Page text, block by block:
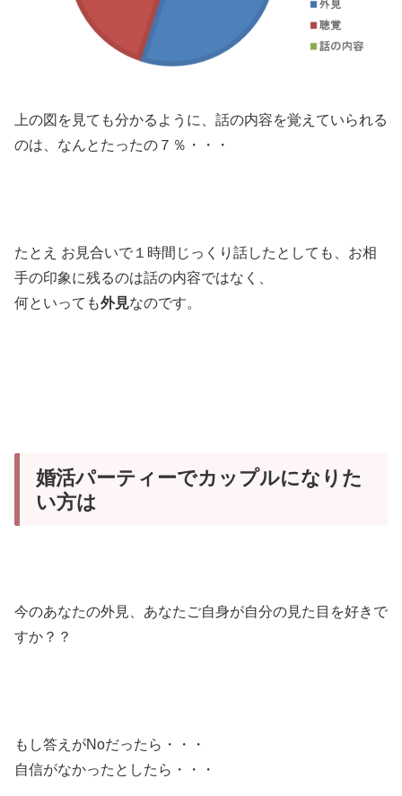
上の図を見ても分かるように、話の内容を覚えていられる
のは、なんとたったの７％・・・
たとえ お見合いで１時間じっくり話したとしても、お相
手の印象に残るのは話の内容ではなく、
何といっても外見なのです。
婚活パーティーでカップルになりた
い方は
今のあなたの外見、あなたご自身が自分の見た目を好きで
すか？？
もし答えがNoだったら・・・
自信がなかったとしたら・・・